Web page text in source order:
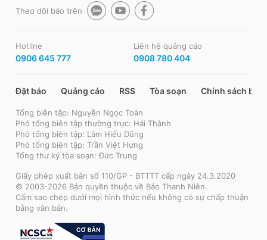
Theo dõi báo trên
Hotline
0906 645 777
Liên hệ quảng cáo
0908 780 404
Đặt báo Quảng cáo RSS Tòa soạn Chính sách bảo
Tổng biên tập: Nguyễn Ngọc Toàn
Phó tổng biên tập thường trực: Hải Thành
Phó tổng biên tập: Lâm Hiếu Dũng
Phó tổng biên tập: Trần Việt Hưng
Tổng thư ký tòa soạn: Đức Trung
Giấy phép xuất bản số 110/GP - BTTTT cấp ngày 24.3.2020
© 2003-2026 Bản quyền thuộc về Báo Thanh Niên.
Cấm sao chép dưới mọi hình thức nếu không có sự chấp thuận
bằng văn bản.